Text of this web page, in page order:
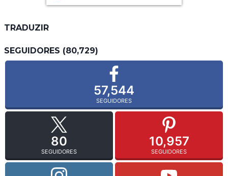
TRADUZIR
SEGUIDORES (80,729)
57,544
SEGUIDORES
80
SEGUIDORES
10,957
SEGUIDORES